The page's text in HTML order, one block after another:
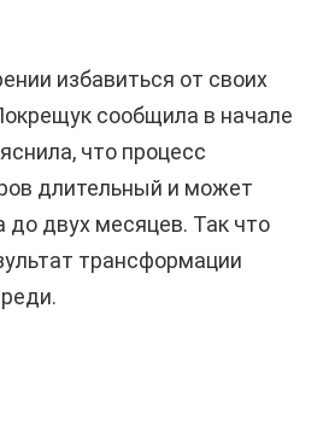
избавиться от своих
сообщила в начале
что процесс
длительный и может
до двух месяцев. Так что
трансформации